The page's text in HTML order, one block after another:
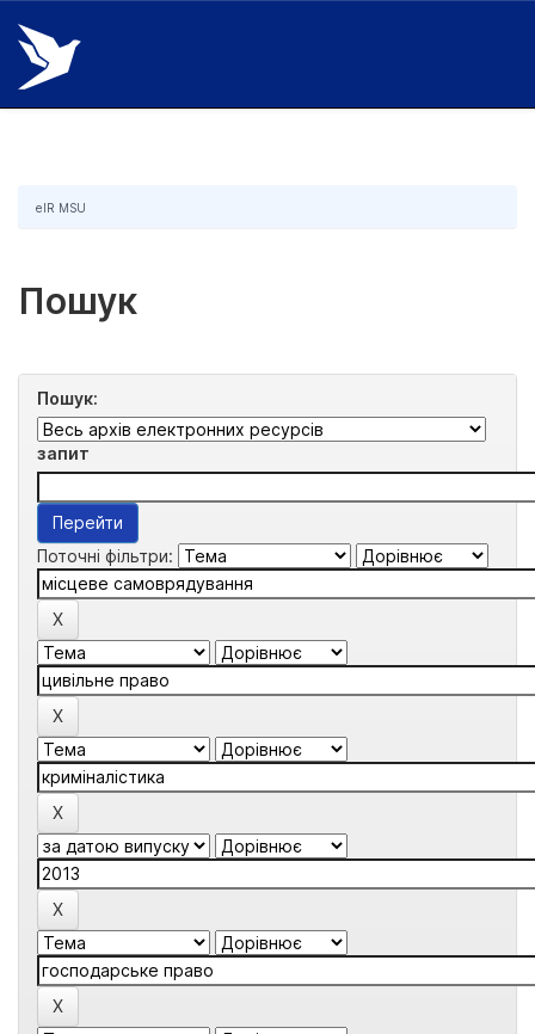
Skip
navigation
eIR MSU
Пошук
Пошук:
запит
Поточні фільтри: